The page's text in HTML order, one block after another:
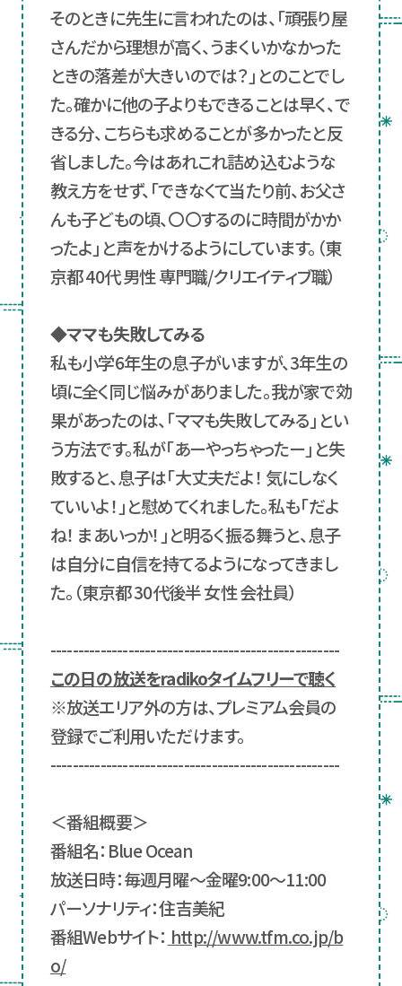
そのときに先生に言われたのは、「頑張り屋
さんだから理想が高く、うまくいかなかった
ときの落差が大きいのでは？」とのことでし
た。確かに他の子よりもできることは早く、で
きる分、こちらも求めることが多かったと反
省しました。今はあれこれ詰め込むような
教え方をせず、「できなくて当たり前、お父さ
んも子どもの頃、〇〇するのに時間がかか
ったよ」と声をかけるようにしています。（東
京都 40代 男性 専門職/クリエイティブ職）
◆ママも失敗してみる
私も小学6年生の息子がいますが、3年生の
頃に全く同じ悩みがありました。我が家で効
果があったのは、「ママも失敗してみる」とい
う方法です。私が「あーやっちゃったー」と失
敗すると、息子は「大丈夫だよ！ 気にしなく
ていいよ！」と慰めてくれました。私も「だよ
ね！ まあいっか！」と明るく振る舞うと、息子
は自分に自信を持てるようになってきまし
た。（東京都 30代後半 女性 会社員）
----------------------------------------------------
この日の放送をradikoタイムフリーで聴く
※放送エリア外の方は、プレミアム会員の
登録でご利用いただけます。
----------------------------------------------------
＜番組概要＞
番組名：Blue Ocean
放送日時：毎週月曜～金曜9:00～11:00
パーソナリティ：住吉美紀
番組Webサイト： http://www.tfm.co.jp/b
o/